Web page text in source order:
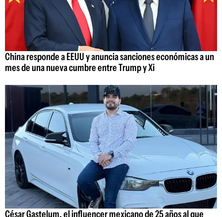
China responde a EEUU y anuncia sanciones económicas a un
mes de una nueva cumbre entre Trump y Xi
César Gastelum, el influencer mexicano de 25 años al que